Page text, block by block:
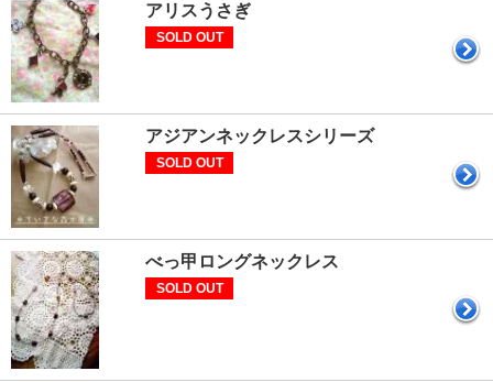
アリスうさぎ
SOLD OUT
アジアンネックレスシリーズ
SOLD OUT
べっ甲ロングネックレス
SOLD OUT